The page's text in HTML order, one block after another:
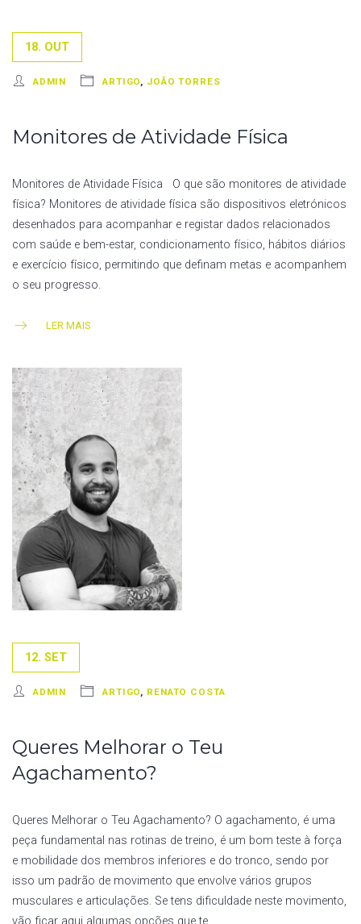
18. OUT
ADMIN ARTIGO, JOÃO TORRES
Monitores de Atividade Física
Monitores de Atividade Física O que são monitores de atividade
física? Monitores de atividade física são dispositivos eletrónicos
desenhados para acompanhar e registar dados relacionados
com saúde e bem-estar, condicionamento físico, hábitos diários
e exercício físico, permitindo que definam metas e acompanhem
o seu progresso.
LER MAIS
12. SET
ADMIN ARTIGO, RENATO COSTA
Queres Melhorar o Teu
Agachamento?
Queres Melhorar o Teu Agachamento? O agachamento, é uma
peça fundamental nas rotinas de treino, é um bom teste à força
e mobilidade dos membros inferiores e do tronco, sendo por
isso um padrão de movimento que envolve vários grupos
musculares e articulações. Se tens dificuldade neste movimento,
vão ficar aqui algumas opções que te…